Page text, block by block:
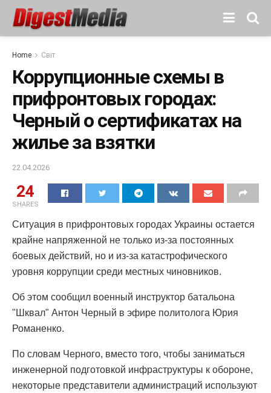
Home Світ
Коррупционные схемы в
прифронтовых городах:
Черный о сертификатах на
жилье за ​​взятки
22.04.2026
24
SHARES
Ситуация в прифронтовых городах Украины остается
крайне напряженной не только из-за постоянных
боевых действий, но и из-за катастрофического
уровня коррупции среди местных чиновников.
Об этом сообщил военный инструктор батальона
"Шквал" Антон Черный в эфире политолога Юрия
Романенко.
По словам Черного, вместо того, чтобы заниматься
инженерной подготовкой инфраструктуры к обороне,
некоторые представители администраций используют